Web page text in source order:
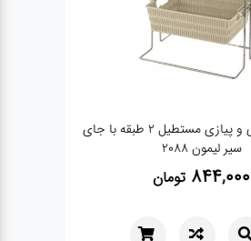
جا سیب زمینی و پیازی مستطیل 2 طبقه با جای
سیر لیمون 2088
844,000 تومان